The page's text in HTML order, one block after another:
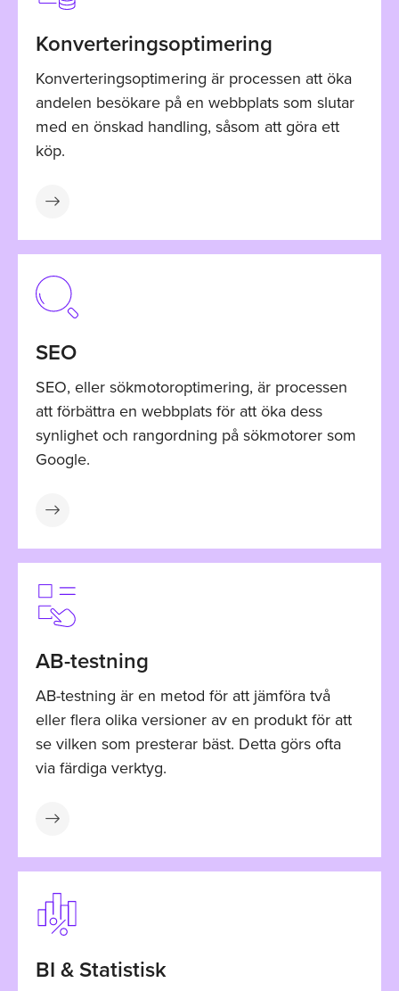
Konverteringsoptimering
Konverteringsoptimering är processen att öka
andelen besökare på en webbplats som slutar
med en önskad handling, såsom att göra ett
köp.
SEO
SEO, eller sökmotoroptimering, är processen
att förbättra en webbplats för att öka dess
synlighet och rangordning på sökmotorer som
Google.
AB-testning
AB-testning är en metod för att jämföra två
eller flera olika versioner av en produkt för att
se vilken som presterar bäst. Detta görs ofta
via färdiga verktyg.
BI & Statistisk